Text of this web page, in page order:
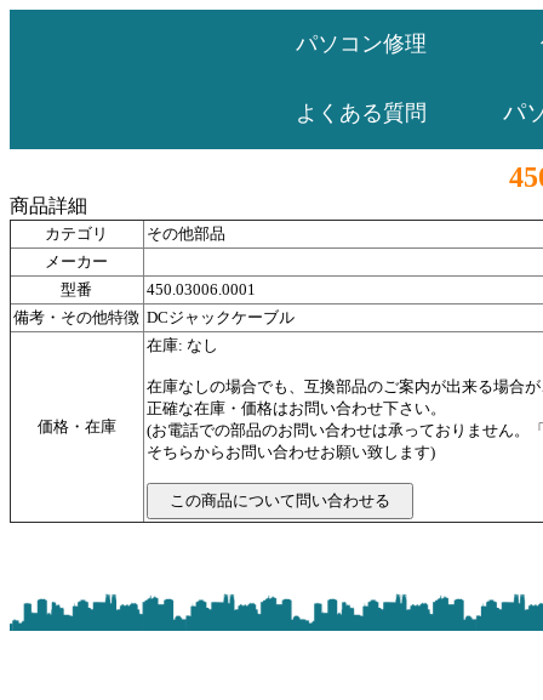
パソコン修理
よくある質問 パ
商品詳細
カテゴリ
その他部品
メーカー
型番
450.03006.0001
備考・その他特徴 DCジャックケーブル
価格・在庫
在庫: なし
在庫なしの場合でも、互換部品のご案内が出来る場合
正確な在庫・価格はお問い合わせ下さい。
(お電話での部品のお問い合わせは承っておりません。
そちらからお問い合わせお願い致します)